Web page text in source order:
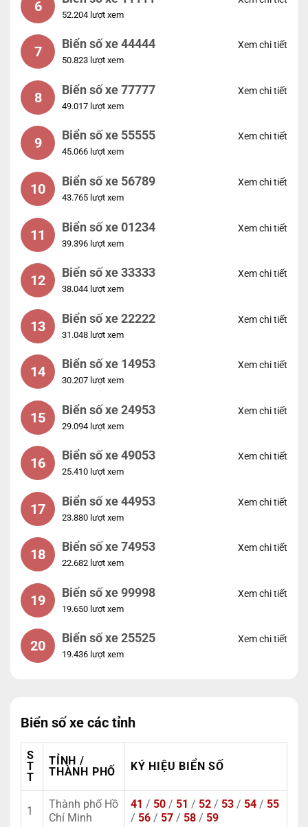
6
52.204 lượt xem
7 Biển số xe 44444
50.823 lượt xem
Xem chi tiết
8 Biển số xe 77777
49.017 lượt xem
Xem chi tiết
9 Biển số xe 55555
45.066 lượt xem
Xem chi tiết
10 Biển số xe 56789
43.765 lượt xem
Xem chi tiết
11 Biển số xe 01234
39.396 lượt xem
Xem chi tiết
12 Biển số xe 33333
38.044 lượt xem
Xem chi tiết
13 Biển số xe 22222
31.048 lượt xem
Xem chi tiết
14 Biển số xe 14953
30.207 lượt xem
Xem chi tiết
15 Biển số xe 24953
29.094 lượt xem
Xem chi tiết
16 Biển số xe 49053
25.410 lượt xem
Xem chi tiết
17 Biển số xe 44953
23.880 lượt xem
Xem chi tiết
18 Biển số xe 74953
22.682 lượt xem
Xem chi tiết
19 Biển số xe 99998
19.650 lượt xem
Xem chi tiết
20 Biển số xe 25525
19.436 lượt xem
Xem chi tiết
Biển số xe các tỉnh
S
T
T
TỈNH /
THÀNH PHỐ
KÝ HIỆU BIỂN SỐ
1
Thành phố Hồ
Chí Minh
41 / 50 / 51 / 52 / 53 / 54 / 55
/ 56 / 57 / 58 / 59